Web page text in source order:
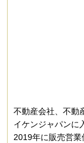
不動産会社、不動
イケンジャパンに
2019年に販売営業